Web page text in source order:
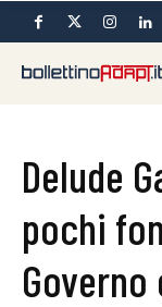
Delude
pochi